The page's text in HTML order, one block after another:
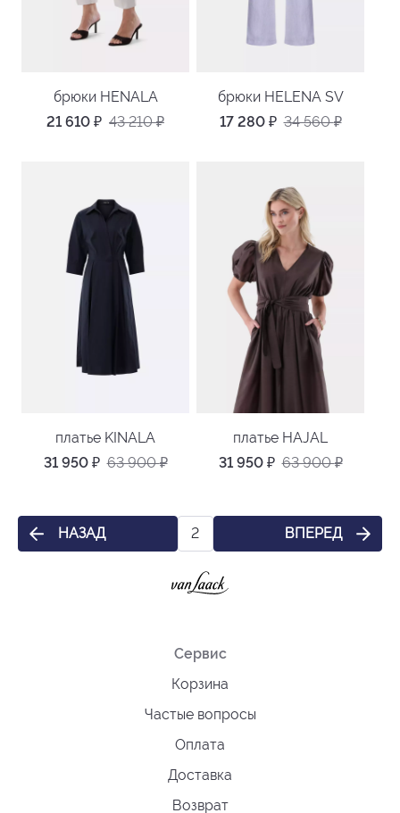
брюки HENALA
21 610 ₽ 43 210₽
брюки HELENA SV
17 280 ₽ 34 560₽
платье KINALA
31 950 ₽ 63 900₽
платье HAJAL
31 950 ₽ 63 900₽
НАЗАД 2 ВПЕРЕД
Сервис
Корзина
Частые вопросы
Оплата
Доставка
Возврат